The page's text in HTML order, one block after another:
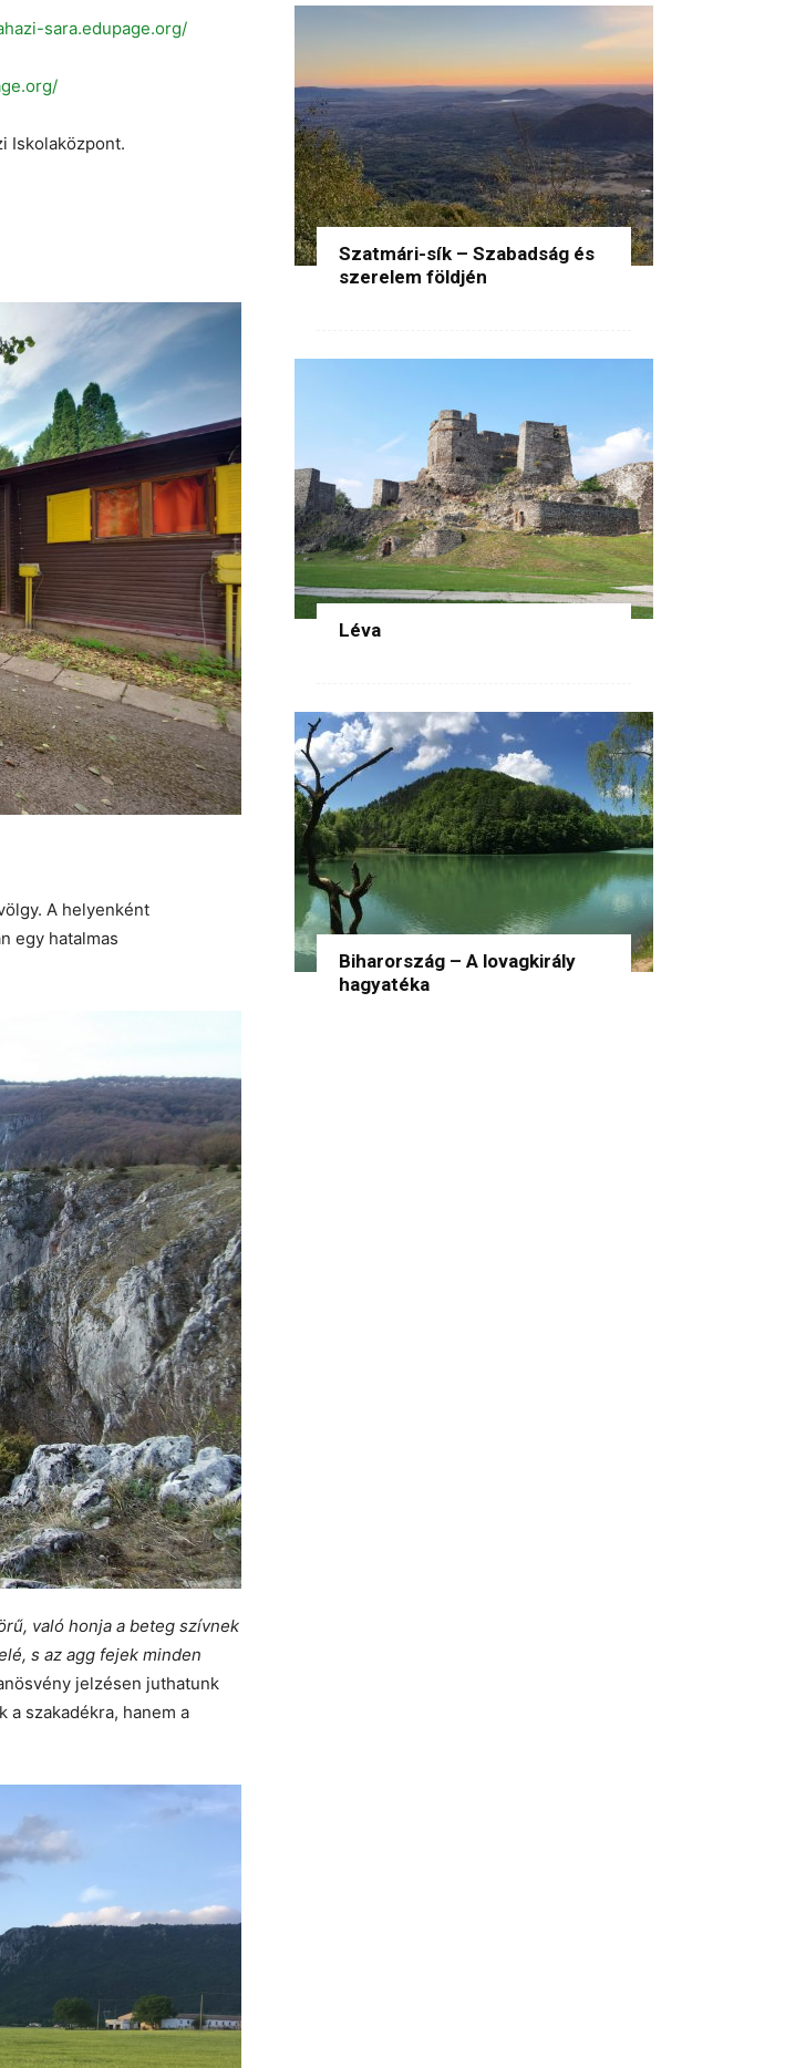
sara.edupage.org/
Iskolaközpont.
A helyenként
egy hatalmas
való honja a beteg szívnek
s az agg fejek minden
jelzésen juthatunk
a szakadékra, hanem a
Szatmári-sík – Szabadság és
szerelem földjén
Léva
Biharország – A lovagkirály
hagyatéka